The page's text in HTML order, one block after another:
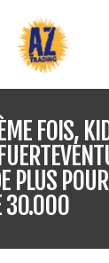
FOIS,
PLUS POUR
30.000